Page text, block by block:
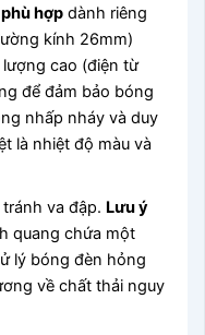
hợp dành riêng
kính 26mm)
cao (điện từ
để đảm bảo bóng
nhấp nháy và duy
là nhiệt độ màu và
va đập. Lưu ý
quang chứa một
lý bóng đèn hỏng
về chất thải nguy